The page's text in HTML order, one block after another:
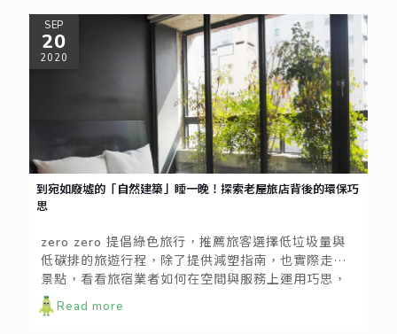
SEP
20
2020
到宛如廢墟的「自然建築」睡一晚！探索老屋旅店背後的環保巧
思
zero zero 提倡綠色旅行，推薦旅客選擇低垃圾量與
低碳排的旅遊行程，除了提供減塑指南，也實際走訪
景點，看看旅宿業者如何在空間與服務上運用巧思，
打造與環境共融的生活風格。
Read more